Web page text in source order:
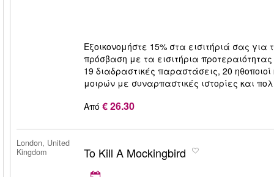
Εξοικονομήστε 15% στα εισιτήριά σας
πρόσβαση με τα εισιτήρια
19 διαδραστικές παραστάσεις, 20
μοιρών με συναρπαστικές ιστορίες και
Από € 26.30
London, United
Kingdom
To Kill A Mockingbird